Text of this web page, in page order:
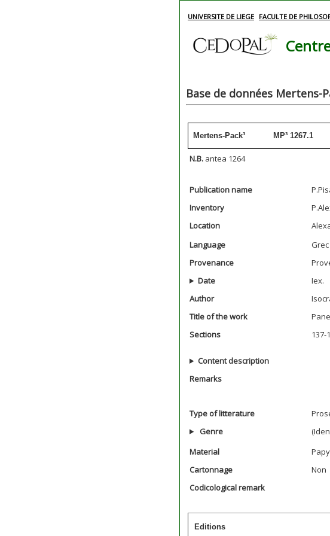
UNIVERSITE DE LIEGE FACULTE DE
Base de données Mertens-
Mertens-Pack³ MP³ 1267.1
N.B. antea 1264
Publication name
Inventory
Location
Language
Grec
Provenance
Date
Iex.
Author
Title of the work
Sections
137-
Content description
Remarks
Type of litterature
Genre
Material
Cartonnage
Non
Codicological remark
Editions